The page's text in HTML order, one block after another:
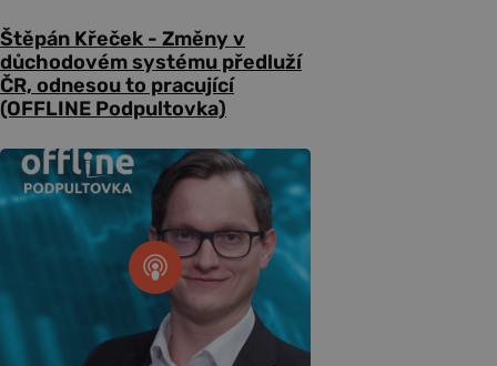
Štěpán Křeček - Změny v
důchodovém systému předluží
ČR, odnesou to pracující
(OFFLINE Podpultovka)